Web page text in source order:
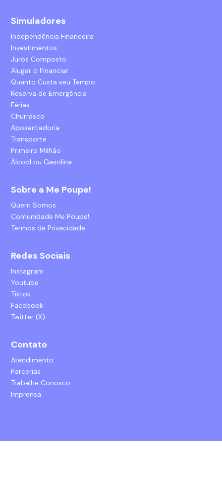
Simuladores
Independência Financeira
Investimentos
Juros Composto
Alugar o Financiar
Quanto Custa seu Tempo
Reserva de Emergência
Férias
Churrasco
Aposentadoria
Transporte
Primeiro Milhão
Álcool ou Gasolina
Sobre a Me Poupe!
Quem Somos
Comunidade Me Poupe!
Termos de Privacidade
Redes Sociais
Instagram
Youtube
Tiktok
Facebook
Twitter (X)
Contato
Atendimento
Parcerias
Trabalhe Conosco
Imprensa